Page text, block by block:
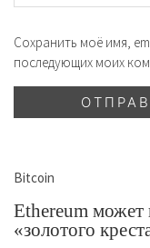
Сохранить моё имя,
последующих моих
Bitcoin
Ethereum может
«золотого